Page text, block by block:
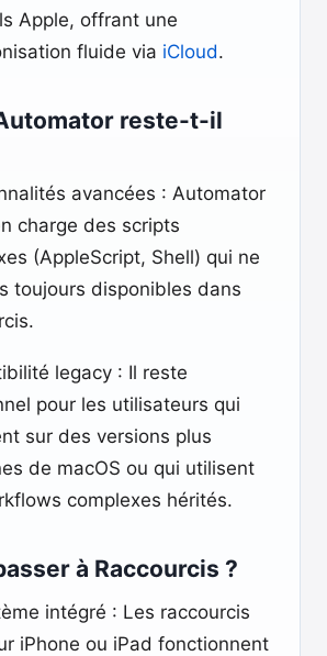
Apple, offrant une
fluide via iCloud.
reste-t-il
avancées : Automator
charge des scripts
(AppleScript, Shell) qui ne
toujours disponibles dans
legacy : Il reste
pour les utilisateurs qui
sur des versions plus
de macOS ou qui utilisent
complexes hérités.
à Raccourcis ?
intégré : Les raccourcis
iPhone ou iPad fonctionnent